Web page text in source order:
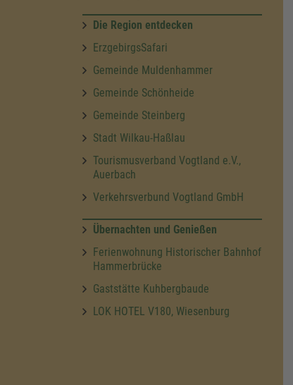
Die Region entdecken
ErzgebirgsSafari
Gemeinde Muldenhammer
Gemeinde Schönheide
Gemeinde Steinberg
Stadt Wilkau-Haßlau
Tourismusverband Vogtland e.V.,
Auerbach
Verkehrsverbund Vogtland GmbH
Übernachten und Genießen
Ferienwohnung Historischer Bahnhof
Hammerbrücke
Gaststätte Kuhbergbaude
LOK HOTEL V180, Wiesenburg